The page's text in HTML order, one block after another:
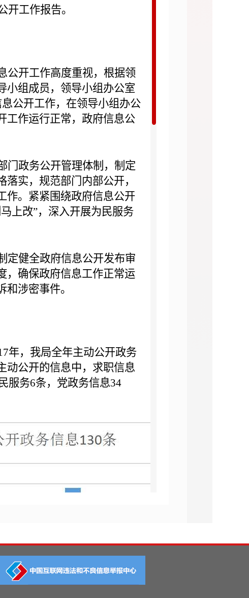
开工作报告。
公开工作高度重视，根据领
小组成员，领导小组办公室
公开工作，在领导小组办公
工作运行正常，政府信息公
门政务公开管理体制，制定
实，规范部门内部公开，
作。紧紧围绕政府信息公开
上改”，深入开展为民服务
定健全政府信息公开发布审
，确保政府信息工作正常运
涉密事件。
7年，我局全年主动公开政务
动公开的信息中，求职信息
服务6条，党政务信息34